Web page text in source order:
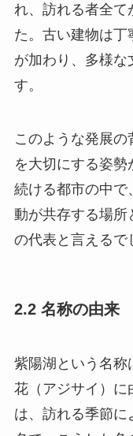
れ、訪れる者全て
た。古い建物は丁
が加わり、多様な
す。
このような発展
を大切にする姿勢
続ける都市の中で
動が共存する場所
の代表と言えるで
2.2 名称の由来
紫陽湖という名称
花（アジサイ）に
は、訪れる季節